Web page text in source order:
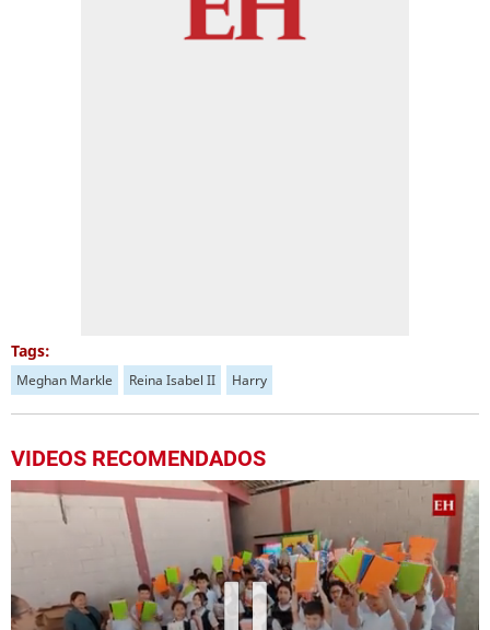
Tags:
Meghan Markle Reina Isabel II Harry
VIDEOS RECOMENDADOS